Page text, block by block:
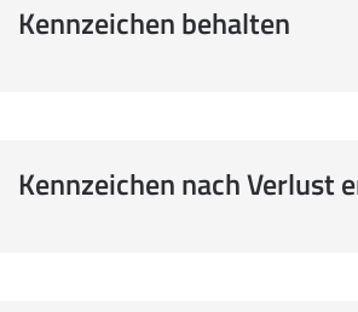
Kennzeichen behalten
Kennzeichen nach Verlust